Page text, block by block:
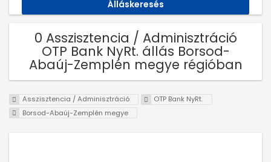
0 Asszisztencia / Adminisztráció
OTP Bank NyRt. állás Borsod-
Abaúj-Zemplén megye régióban
Asszisztencia / Adminisztráció
OTP Bank NyRt.
Borsod-Abaúj-Zemplén megye